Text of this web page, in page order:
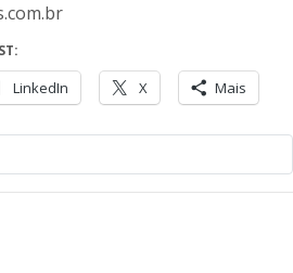
LinkedIn X Mais